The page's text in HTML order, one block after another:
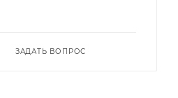
ЗАДАТЬ ВОПРОС